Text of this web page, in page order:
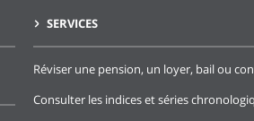
SERVICES
Réviser une pension, un loyer, bail ou
Consulter les indices et séries